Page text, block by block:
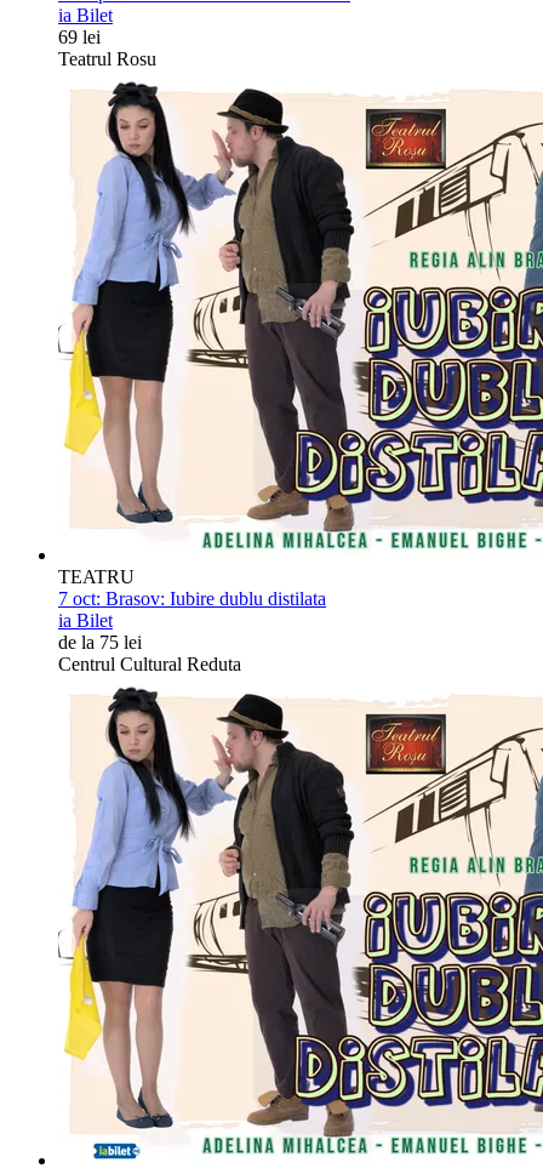
ia Bilet
69 lei
Teatrul Rosu
TEATRU
7 oct: Brasov: Iubire dublu distilata
ia Bilet
de la 75 lei
Centrul Cultural Reduta